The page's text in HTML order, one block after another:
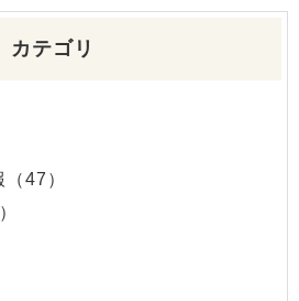
カテゴリ
47）